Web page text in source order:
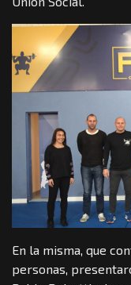
En la misma, que
personas,